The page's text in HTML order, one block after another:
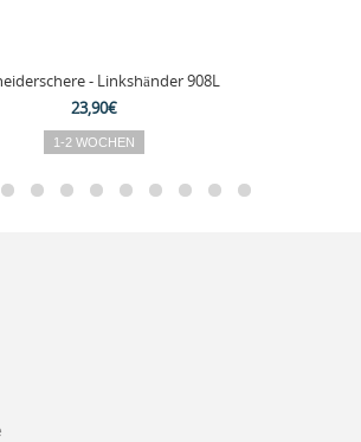
- Linkshänder 908L
23,90€
1-2 WOCHEN